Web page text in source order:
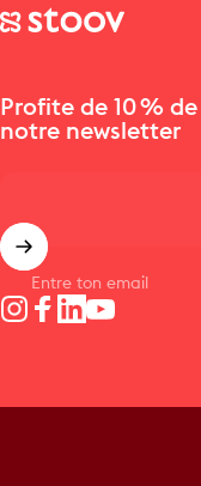
Stoov® | Cordless
Profite de 10 %
notre newsletter
Entre ton email